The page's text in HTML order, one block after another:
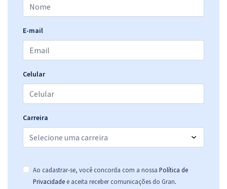
E-mail
Celular
Carreira
Ao cadastrar-se, você concorda com a nossa Política de
Privacidade e aceita receber comunicações do Gran.